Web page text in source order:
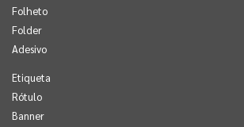
Folheto
Folder
Adesivo
Etiqueta
Rótulo
Banner